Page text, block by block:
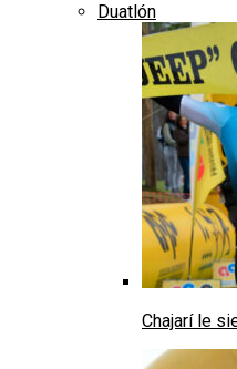
Duatlón
Chajarí le